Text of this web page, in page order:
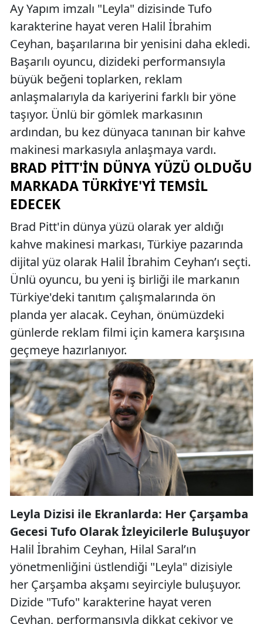
Ay Yapım imzalı "Leyla" dizisinde Tufo
karakterine hayat veren Halil İbrahim
Ceyhan, başarılarına bir yenisini daha ekledi.
Başarılı oyuncu, dizideki performansıyla
büyük beğeni toplarken, reklam
anlaşmalarıyla da kariyerini farklı bir yöne
taşıyor. Ünlü bir gömlek markasının
ardından, bu kez dünyaca tanınan bir kahve
makinesi markasıyla anlaşmaya vardı.
BRAD PITT'IN DÜNYA YÜZÜ OLDUĞU
MARKADA TÜRKIYE'YI TEMSIL
EDECEK
Brad Pitt'in dünya yüzü olarak yer aldığı
kahve makinesi markası, Türkiye pazarında
dijital yüz olarak Halil İbrahim Ceyhan’ı seçti.
Ünlü oyuncu, bu yeni iş birliği ile markanın
Türkiye'deki tanıtım çalışmalarında ön
planda yer alacak. Ceyhan, önümüzdeki
günlerde reklam filmi için kamera karşısına
geçmeye hazırlanıyor.
Leyla Dizisi ile Ekranlarda: Her Çarşamba
Gecesi Tufo Olarak İzleyicilerle Buluşuyor
Halil İbrahim Ceyhan, Hilal Saral’ın
yönetmenliğini üstlendiği "Leyla" dizisiyle
her Çarşamba akşamı seyirciyle buluşuyor.
Dizide "Tufo" karakterine hayat veren
Ceyhan, performansıyla dikkat çekiyor ve